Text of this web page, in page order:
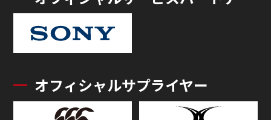
オフィシャルサプライヤー